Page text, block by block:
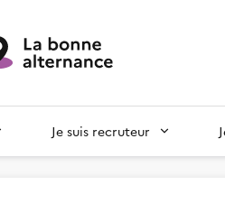
Je suis recruteur